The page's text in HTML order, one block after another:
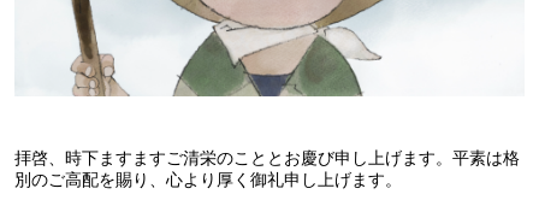
拝啓、時下ますますご清栄のこととお慶び申し上げます。平素は格
別のご高配を賜り、心より厚く御礼申し上げます。